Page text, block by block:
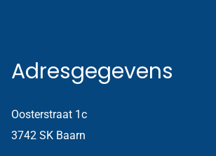
Adresgegevens
Oosterstraat 1c
3742 SK Baarn